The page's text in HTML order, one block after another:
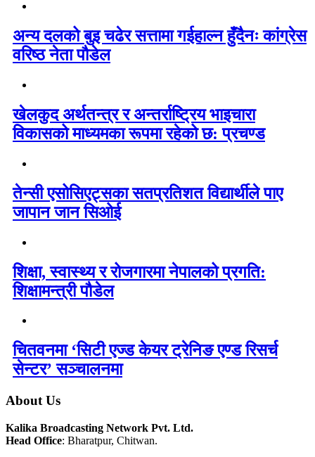
अन्य दलको बुइ चढेर सत्तामा गईहाल्न हुँदैनः कांग्रेस
वरिष्ठ नेता पौडेल
खेलकुद अर्थतन्त्र र अन्तर्राष्ट्रिय भाइचारा
विकासको माध्यमका रूपमा रहेको छ: प्रचण्ड
तेन्सी एसोसिएट्सका सतप्रतिशत विद्यार्थीले पाए
जापान जान सिओई
शिक्षा, स्वास्थ्य र रोजगारमा नेपालको प्रगति:
शिक्षामन्त्री पौडेल
चितवनमा ‘सिटी एज्ड केयर ट्रेनिङ एण्ड रिसर्च
सेन्टर’ सञ्चालनमा
About Us
Kalika Broadcasting Network Pvt. Ltd.
Head Office: Bharatpur, Chitwan.